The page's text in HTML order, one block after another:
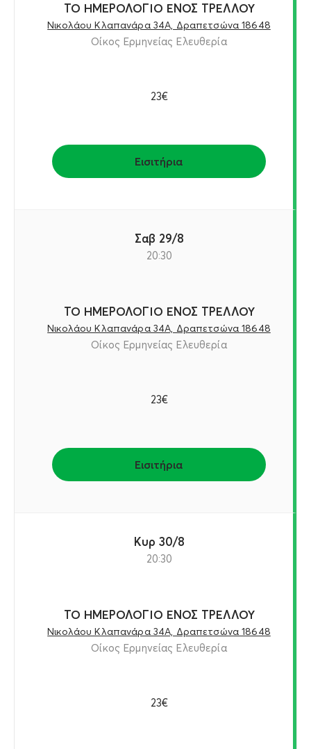
ΤΟ ΗΜΕΡΟΛΟΓΙΟ ΕΝΟΣ ΤΡΕΛΛΟΥ
Νικολάου Κλαπανάρα 34Α, Δραπετσώνα 18648
Οίκος Ερμηνείας Ελευθερία
23€
Εισιτήρια
Σαβ 29/8
20:30
ΤΟ ΗΜΕΡΟΛΟΓΙΟ ΕΝΟΣ ΤΡΕΛΛΟΥ
Νικολάου Κλαπανάρα 34Α, Δραπετσώνα 18648
Οίκος Ερμηνείας Ελευθερία
23€
Εισιτήρια
Κυρ 30/8
20:30
ΤΟ ΗΜΕΡΟΛΟΓΙΟ ΕΝΟΣ ΤΡΕΛΛΟΥ
Νικολάου Κλαπανάρα 34Α, Δραπετσώνα 18648
Οίκος Ερμηνείας Ελευθερία
23€